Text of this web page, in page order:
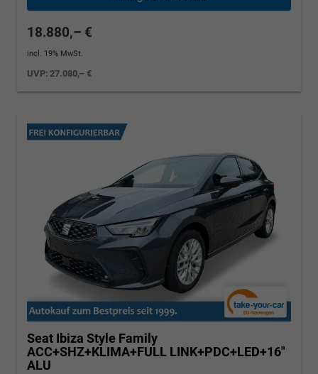
18.880,– €
incl. 19% MwSt.
UVP:27.080,– €
Seat Ibiza Style Family
ACC+SHZ+KLIMA+FULL LINK+PDC+LED+16"
ALU